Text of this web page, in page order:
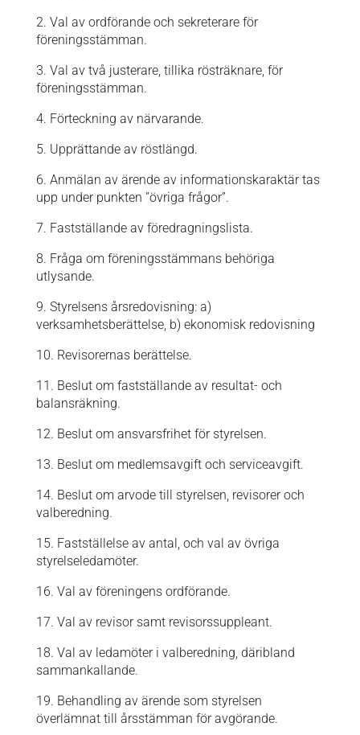
2. Val av ordförande och sekreterare för
föreningsstämman.
3. Val av två justerare, tillika rösträknare, för
föreningsstämman.
4. Förteckning av närvarande.
5. Upprättande av röstlängd.
6. Anmälan av ärende av informationskaraktär tas
upp under punkten ”övriga frågor”.
7. Fastställande av föredragningslista.
8. Fråga om föreningsstämmans behöriga
utlysande.
9. Styrelsens årsredovisning: a)
verksamhetsberättelse, b) ekonomisk redovisning
10. Revisorernas berättelse.
11. Beslut om fastställande av resultat- och
balansräkning.
12. Beslut om ansvarsfrihet för styrelsen.
13. Beslut om medlemsavgift och serviceavgift.
14. Beslut om arvode till styrelsen, revisorer och
valberedning.
15. Fastställelse av antal, och val av övriga
styrelseledamöter.
16. Val av föreningens ordförande.
17. Val av revisor samt revisorssuppleant.
18. Val av ledamöter i valberedning, däribland
sammankallande.
19. Behandling av ärende som styrelsen
överlämnat till årsstämman för avgörande.